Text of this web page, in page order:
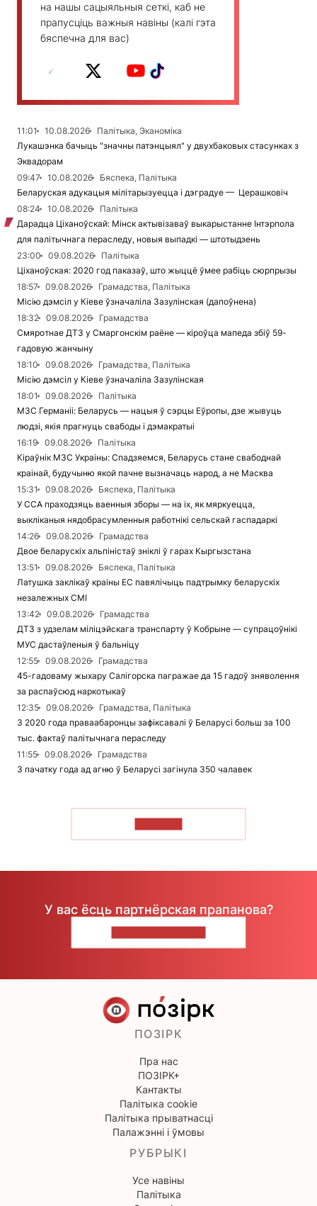
на нашы сацыяльныя сеткі, каб не
прапусціць важныя навіны (калі гэта
бяспечна для вас)
11:01 10.08.2026
Палітыка, Эканоміка
Лукашэнка бачыць "значны патэнцыял" у двухбаковых стасунках з
Эквадорам
09:47
10.08.2026
Бяспека, Палітыка
Беларуская адукацыя мілітарызуецца і дэградуе — Церашковіч
08:24
10.08.2026
Палітыка
Дарадца Ціханоўскай: Мінск актывізаваў выкарыстанне Інтэрпола
для палітычнага пераследу, новыя выпадкі — штотыдзень
23:00
09.08.2026
Палітыка
Ціханоўская: 2020 год паказаў, што жыццё ўмее рабіць сюрпрызы
18:57
09.08.2026
Грамадства, Палітыка
Місію дэмсіл у Кіеве ўзначаліла Зазулінская (дапоўнена)
18:32
09.08.2026
Грамадства
Смяротнае ДТЗ у Смаргонскім раёне — кіроўца мапеда збіў 59-
гадовую жанчыну
18:10
09.08.2026
Грамадства, Палітыка
Місію дэмсіл у Кіеве ўзначаліла Зазулінская
18:01
09.08.2026
Палітыка
МЗС Германіі: Беларусь — нацыя ў сэрцы Еўропы, дзе жывуць
людзі, якія прагнуць свабоды і дэмакратыі
16:19
09.08.2026
Палітыка
Кіраўнік МЗС Украіны: Спадзяемся, Беларусь стане свабоднай
краінай, будучыню якой пачне вызначаць народ, а не Масква
15:31
09.08.2026
Бяспека, Палітыка
У ССА праходзяць ваенныя зборы — на іх, як мяркуецца,
выкліканыя нядобрасумленныя работнікі сельскай гаспадаркі
14:26
09.08.2026
Грамадства
Двое беларускіх альпіністаў зніклі ў гарах Кыргызстана
13:51
09.08.2026
Бяспека, Палітыка
Латушка заклікаў краіны ЕС павялічыць падтрымку беларускіх
незалежных СМІ
13:42
09.08.2026
Грамадства
ДТЗ з удзелам міліцэйскага транспарту ў Кобрыне — супрацоўнікі
МУС дастаўленыя ў бальніцу
12:55
09.08.2026
Грамадства
45-гадоваму жыхару Салігорска пагражае да 15 гадоў зняволення
за распаўсюд наркотыкаў
12:35
09.08.2026
Грамадства, Палітыка
З 2020 года праваабаронцы зафіксавалі ў Беларусі больш за 100
тыс. фактаў палітычнага пераследу
11:55
09.08.2026
Грамадства
З пачатку года ад агню ў Беларусі загінула 350 чалавек
У вас ёсць партнёрская прапанова?
ПОЗІРК
Пра нас
ПОЗІРК+
Кантакты
Палітыка cookie
Палітыка прыватнасці
Палажэнні і ўмовы
РУБРЫКІ
Усе навіны
Палітыка